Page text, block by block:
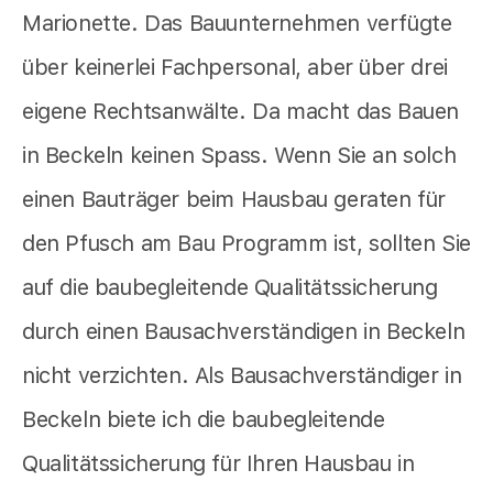
Marionette. Das Bauunternehmen verfügte
über keinerlei Fachpersonal, aber über drei
eigene Rechtsanwälte. Da macht das Bauen
in Beckeln keinen Spass. Wenn Sie an solch
einen Bauträger beim Hausbau geraten für
den Pfusch am Bau Programm ist, sollten Sie
auf die baubegleitende Qualitätssicherung
durch einen Bausachverständigen in Beckeln
nicht verzichten. Als Bausachverständiger in
Beckeln biete ich die baubegleitende
Qualitätssicherung für Ihren Hausbau in